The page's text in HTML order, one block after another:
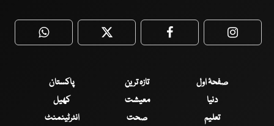
WhatsApp Twitter Facebook
صفحۂ اول تازہ ترین
پاکستان
دنیا
معیشت
کھیل
تعلیم
صحت
انٹرٹینمنٹ